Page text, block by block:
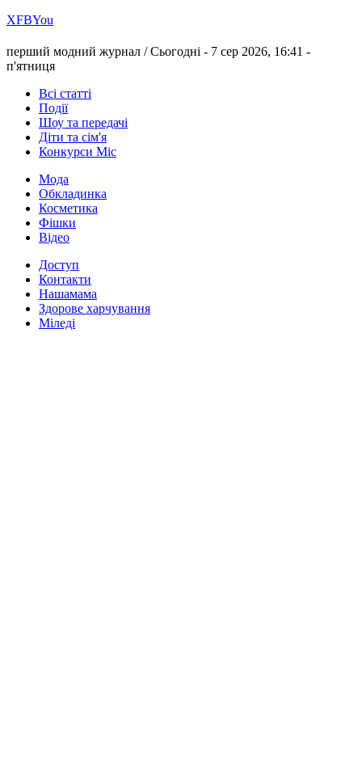
ХFBYou
перший модний журнал /Сьогодні - 7 сер 2026, 16:41 -
п'ятниця
Всі статті
Події
Шоу та передачі
Діти та сім'я
Конкурси Міс
Мода
Обкладинка
Косметика
Фішки
Відео
Доступ
Контакти
Нашамама
Здорове харчування
Міледі